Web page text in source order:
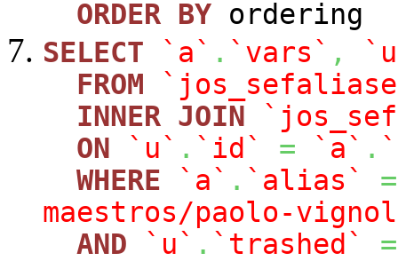
ORDER BY ordering
SELECT
`a` . `vars` ,
FROM
INNER JOIN
ON
`u` . `id` = `a` .
WHERE
`a` . `alias`
=
maestros/paolo-
AND
`u` . `trashed`
=